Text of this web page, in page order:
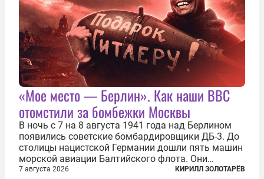
«Мое место — Берлин». Как наши ВВС
отомстили за бомбежки Москвы
В ночь с 7 на 8 августа 1941 года над Берлином
появились советские бомбардировщики ДБ-3. До
столицы нацистской Германии дошли пять машин
морской авиации Балтийского флота. Они
сбросили бомбы на город, который в тот момент
7 августа 2026 КИРИЛЛ ЗОЛОТАРЁВ